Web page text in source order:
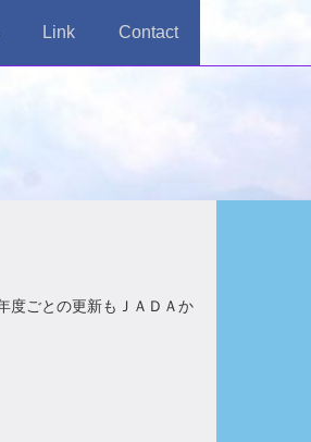
Link Contact
度ごとの更新もＪＡＤＡか